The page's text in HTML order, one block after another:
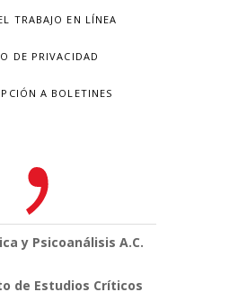
TRABAJO EN LÍNEA
DE PRIVACIDAD
A BOLETINES
y Psicoanálisis A.C.
de Estudios Críticos